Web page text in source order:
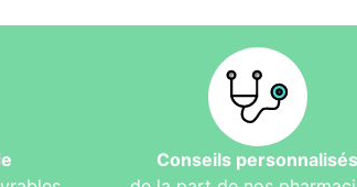
Conseils personnalisés